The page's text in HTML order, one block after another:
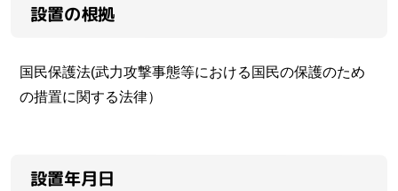
設置の根拠
国民保護法(武力攻撃事態等における国民の保護のため
の措置に関する法律）
設置年月日